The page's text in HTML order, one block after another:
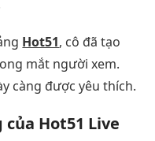
Hot51, cô đã tạo
mắt người xem.
càng được yêu thích.
Hot51 Live